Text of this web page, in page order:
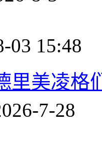
03 15:48
里美凌格
7-28